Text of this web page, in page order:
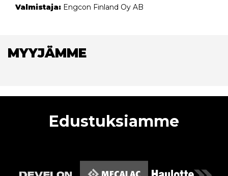
Valmistaja: Engcon Finland Oy AB
MYYJÄMME
Edustuksiamme